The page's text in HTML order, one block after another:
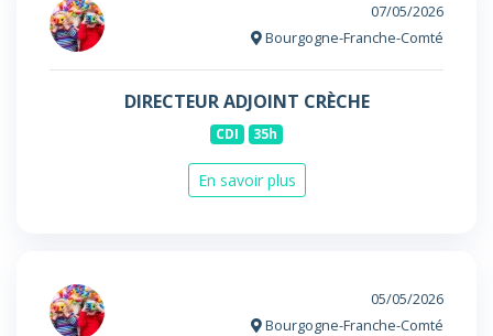
07/05/2026
Bourgogne-Franche-Comté
DIRECTEUR ADJOINT CRÈCHE
CDI 35h
En savoir plus
05/05/2026
Bourgogne-Franche-Comté